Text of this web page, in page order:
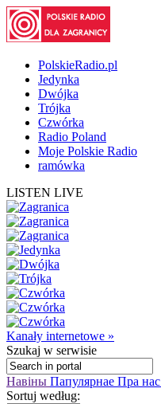
PolskieRadio.pl
Jedynka
Dwójka
Trójka
Czwórka
Radio Poland
Moje Polskie Radio
ramówka
LISTEN LIVE
Kanały internetowe »
Szukaj w serwisie
Навіны Папулярнае Пра нас
Sortuj według: